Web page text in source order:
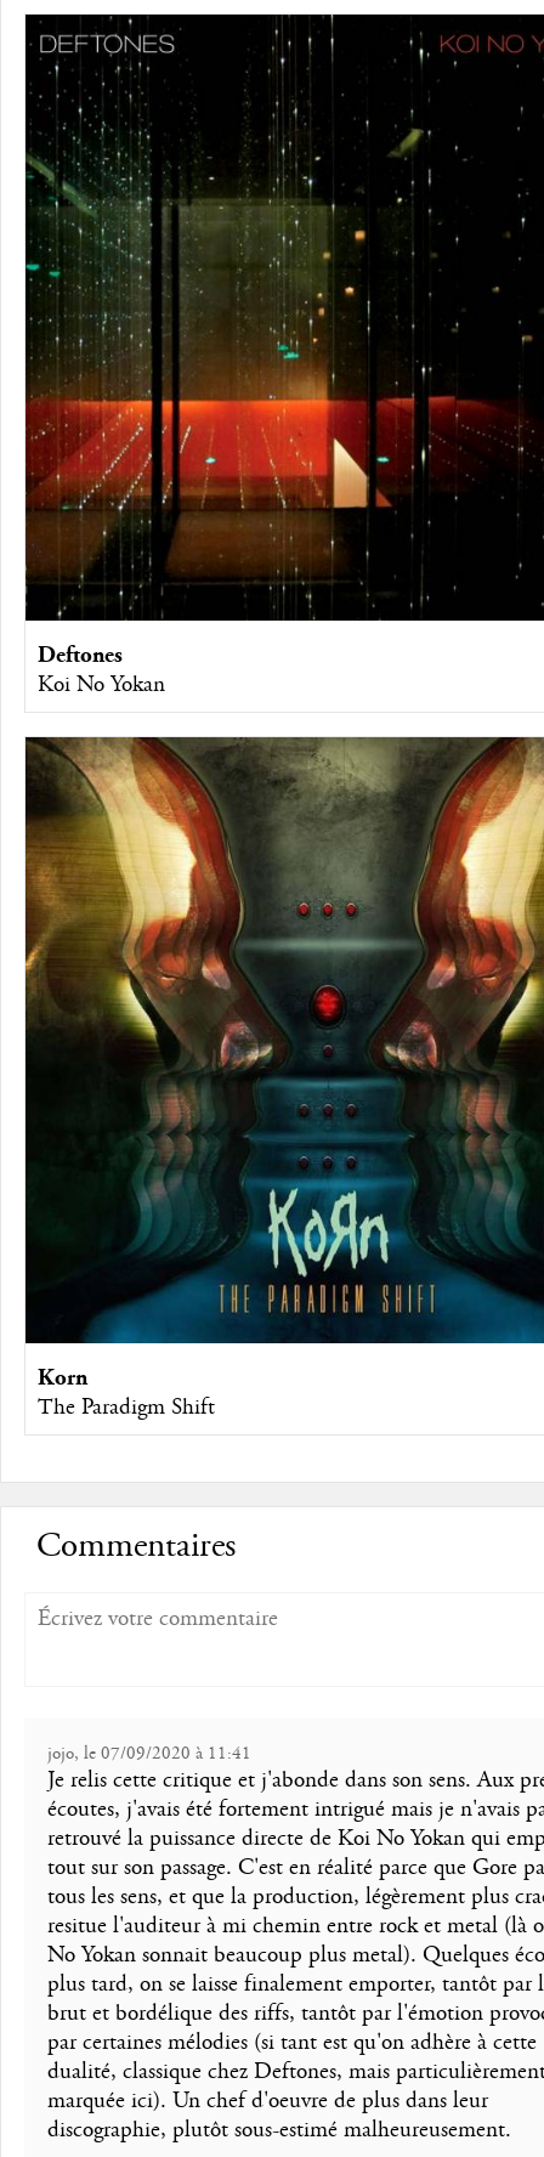
Deftones
Koi No Yokan
Korn
The Paradigm Shift
Commentaires
jojo, le 07/09/2020 à 11:41
Je relis cette critique et j'abonde dans son sens. Aux
écoutes, j'avais été fortement intrigué mais je n'avais
retrouvé la puissance directe de Koi No Yokan qui
tout sur son passage. C'est en réalité parce que Gore
tous les sens, et que la production, légèrement plus
resitue l'auditeur à mi chemin entre rock et metal (là
No Yokan sonnait beaucoup plus metal). Quelques
plus tard, on se laisse finalement emporter, tantôt par
brut et bordélique des riffs, tantôt par l'émotion
par certaines mélodies (si tant est qu'on adhère à cette
dualité, classique chez Deftones, mais
marquée ici). Un chef d'oeuvre de plus dans leur
discographie, plutôt sous-estimé malheureusement.